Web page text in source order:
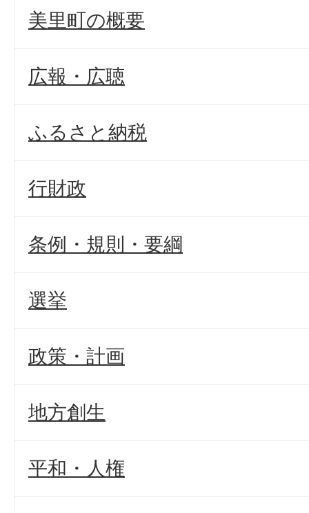
美里町の概要
広報・広聴
ふるさと納税
行財政
条例・規則・要綱
選挙
政策・計画
地方創生
平和・人権